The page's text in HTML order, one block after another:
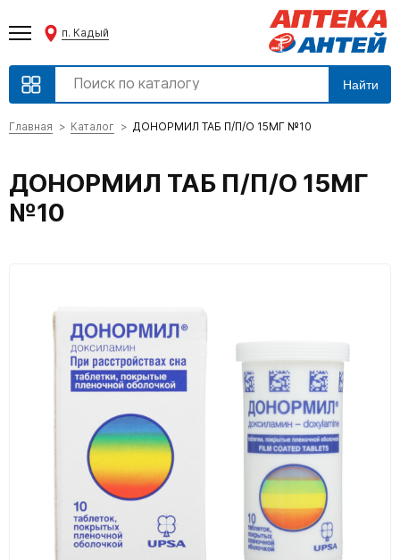
п. Кадый
Найти
Главная Каталог ДОНОРМИЛ ТАБ П/П/О 15МГ №10
ДОНОРМИЛ ТАБ П/П/О 15МГ
№10